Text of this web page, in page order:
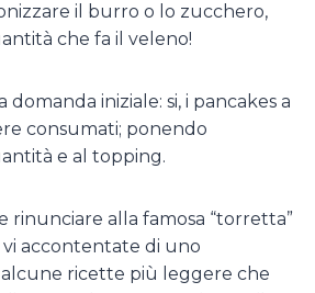
il burro o lo zucchero,
che fa il veleno!
iniziale: si, i pancakes a
consumati; ponendo
e al topping.
rinunciare alla famosa “torretta”
accontentate di uno
ricette più leggere che